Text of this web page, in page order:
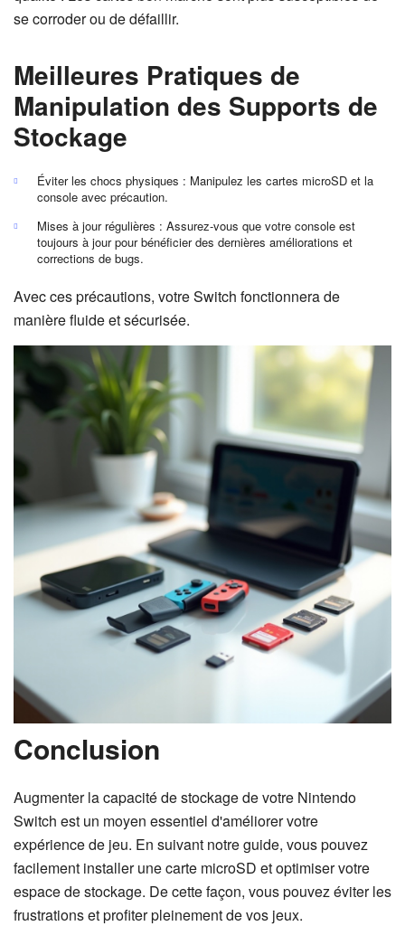
se corroder ou de défaillir.
Meilleures Pratiques de
Manipulation des Supports de
Stockage
Éviter les chocs physiques : Manipulez les cartes microSD et la
console avec précaution.
Mises à jour régulières : Assurez-vous que votre console est
toujours à jour pour bénéficier des dernières améliorations et
corrections de bugs.
Avec ces précautions, votre Switch fonctionnera de
manière fluide et sécurisée.
Conclusion
Augmenter la capacité de stockage de votre Nintendo
Switch est un moyen essentiel d'améliorer votre
expérience de jeu. En suivant notre guide, vous pouvez
facilement installer une carte microSD et optimiser votre
espace de stockage. De cette façon, vous pouvez éviter les
frustrations et profiter pleinement de vos jeux.